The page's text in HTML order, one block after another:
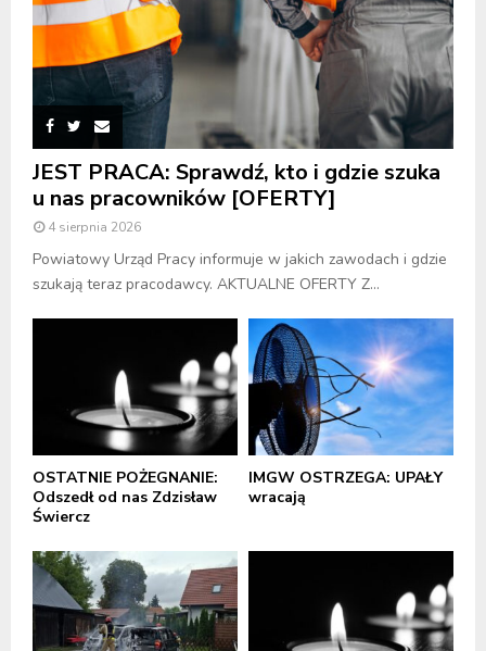
JEST PRACA: Sprawdź, kto i gdzie szuka
u nas pracowników [OFERTY]
4 sierpnia 2026
Powiatowy Urząd Pracy informuje w jakich zawodach i gdzie
szukają teraz pracodawcy. AKTUALNE OFERTY Z...
OSTATNIE POŻEGNANIE:
Odszedł od nas Zdzisław
Świercz
IMGW OSTRZEGA: UPAŁY
wracają